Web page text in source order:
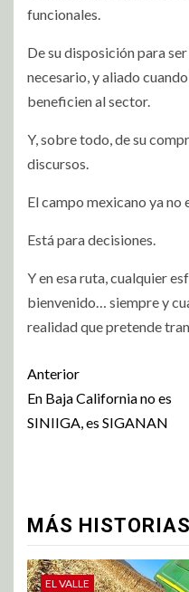
funcionales.
De su disposición para
necesario, y aliado
beneficien al sector.
Y, sobre todo, de su
discursos.
El campo mexicano ya no
Está para decisiones.
Y en esa ruta, cualquier
bienvenido… siempre y
realidad que pretende
Anterior
En Baja California no es
SINIIGA, es SIGANAN
MÁS HISTORIAS
EL VALLE